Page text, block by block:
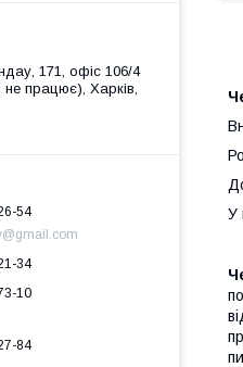
У
171, офіс 106/4
працює), Харків,
54
34
10
84